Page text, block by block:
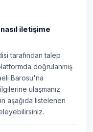
iletişime
tarafından talep
doğrulanmış
Barosu'na
ulaşmanız
aşağıda listelenen